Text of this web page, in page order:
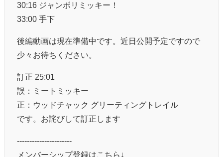
30:16 ジャンボリミッキー！
33:00 手下
後編動画は現在準備中です。近日公開予定ですので
少々お待ちください。
訂正 25:01
誤：ミートミッキー
正：ウッドチャック グリーティングトレイル
です。お詫びして訂正します
----------------------
メンバーシップ登録はこちら↓